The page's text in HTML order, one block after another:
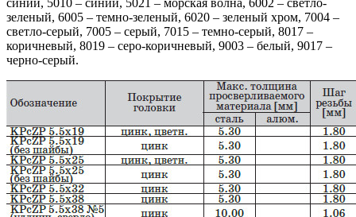
зеленый, 6005 – темно-зеленый, 6020 – зеленый хром, 7004 –
светло-серый, 7005 – серый, 7015 – темно-серый, 8017 –
коричневый, 8019 – серо-коричневый, 9003 – белый, 9017 –
черно-серый.